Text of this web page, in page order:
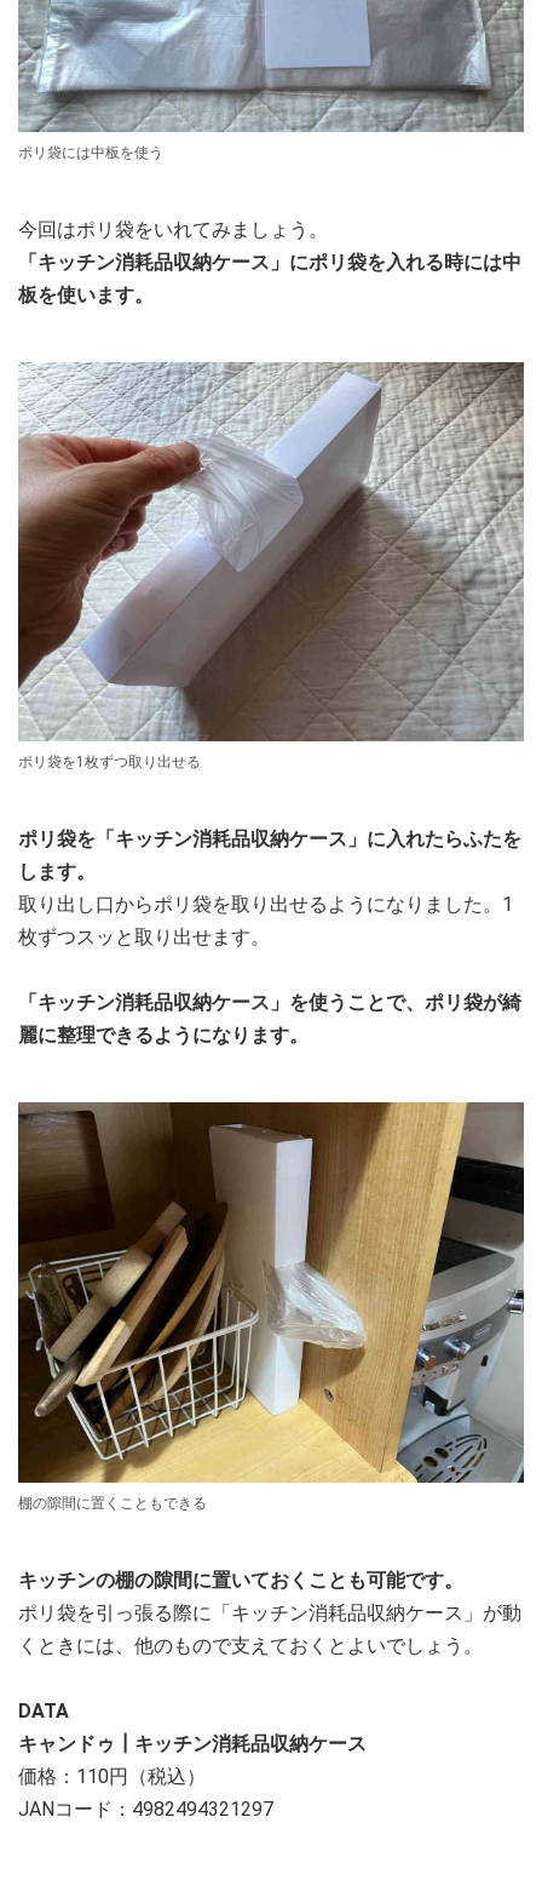
ポリ袋には中板を使う
今回はポリ袋をいれてみましょう。
「キッチン消耗品収納ケース」にポリ袋を入れる時には中
板を使います。
ポリ袋を1枚ずつ取り出せる
ポリ袋を「キッチン消耗品収納ケース」に入れたらふたを
します。
取り出し口からポリ袋を取り出せるようになりました。1
枚ずつスッと取り出せます。
「キッチン消耗品収納ケース」を使うことで、ポリ袋が綺
麗に整理できるようになります。
棚の隙間に置くこともできる
キッチンの棚の隙間に置いておくことも可能です。
ポリ袋を引っ張る際に「キッチン消耗品収納ケース」が動
くときには、他のもので支えておくとよいでしょう。
DATA
キャンドゥ┃キッチン消耗品収納ケース
価格：110円（税込）
JANコード：4982494321297